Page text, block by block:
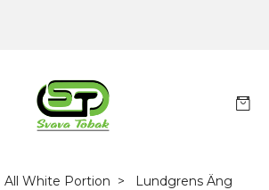
All White Portion Lundgrens Äng